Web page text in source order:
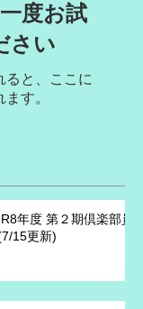
度お試
さい
ると、ここに
す。
年度 第２期倶楽部員
15更新)